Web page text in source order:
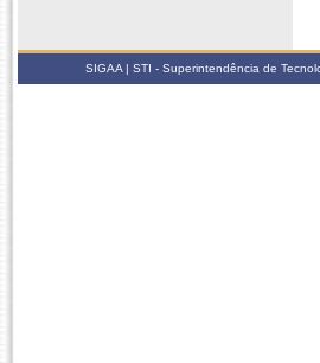
SIGAA | STI - Superintendência de